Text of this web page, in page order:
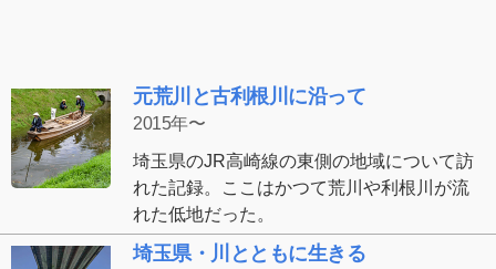
元荒川と古利根川に沿って
2015年〜
埼玉県のJR高崎線の東側の地域について訪
れた記録。ここはかつて荒川や利根川が流
れた低地だった。
埼玉県・川とともに生きる